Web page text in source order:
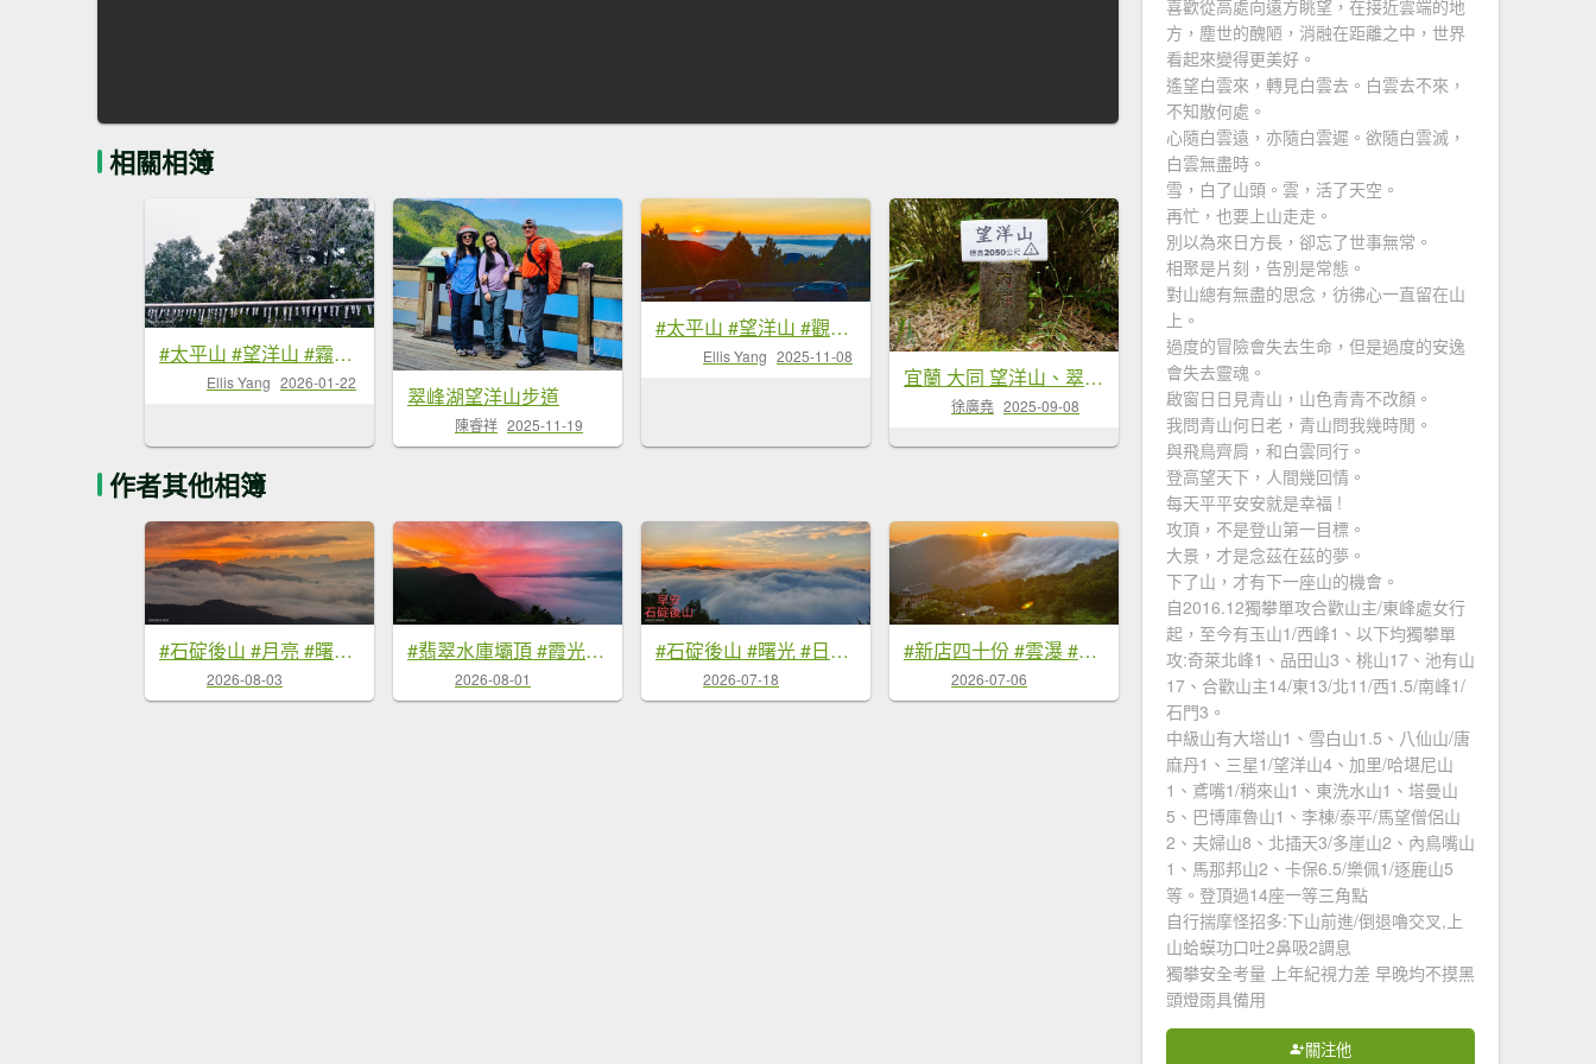
相關相簿
#太平山 #望洋山 #霧淞 1/22
Ellis Yang 2026-01-22
翠峰湖望洋山步道
陳睿祥 2025-11-19
#太平山 #望洋山 #觀雲步道 #日出 #雲海 11/8
Ellis Yang 2025-11-08
宜蘭 大同 望洋山、翠峰湖步道、山毛櫸步道
徐廣堯 2025-09-08
作者其他相簿
#石碇後山 #月亮 #曙光 #反燒 #日出 #雲海 8/3
2026-08-03
#翡翠水庫壩頂 #霞光 #火燒雲 #日出 #雲海 #山羌 8/1&5&6
2026-08-01
#石碇後山 #曙光 #日出 #雲海 7/18
2026-07-18
#新店四十份 #雲瀑 #翡翠水庫壩頂 #日出 #雲海 #觀音圈 7/6&7&19
2026-07-06
喜歡從高處向遠方眺望，在接近雲端的地
方，塵世的醜陋，消融在距離之中，世界
看起來變得更美好。
遙望白雲來，轉見白雲去。白雲去不來，
不知散何處。
心隨白雲遠，亦隨白雲遲。欲隨白雲滅，
白雲無盡時。
雪，白了山頭。雲，活了天空。
再忙，也要上山走走。
別以為來日方長，卻忘了世事無常。
相聚是片刻，告別是常態。
對山總有無盡的思念，彷彿心一直留在山
上。
過度的冒險會失去生命，但是過度的安逸
會失去靈魂。
啟窗日日見青山，山色青青不改顏。
我問青山何日老，青山問我幾時閒。
與飛鳥齊肩，和白雲同行。
登高望天下，人間幾回情。
每天平平安安就是幸福 !
攻頂，不是登山第一目標。
大景，才是念茲在茲的夢。
下了山，才有下一座山的機會。
自2016.12獨攀單攻合歡山主/東峰處女行
起，至今有玉山1/西峰1、以下均獨攀單
攻:奇萊北峰1、品田山3、桃山17、池有山
17、合歡山主14/東13/北11/西1.5/南峰1/
石門3。
中級山有大塔山1、雪白山1.5、八仙山/唐
麻丹1、三星1/望洋山4、加里/哈堪尼山
1、鳶嘴1/稍來山1、東洗水山1、塔曼山
5、巴博庫魯山1、李棟/泰平/馬望僧侶山
2、夫婦山8、北插天3/多崖山2、內鳥嘴山
1、馬那邦山2、卡保6.5/樂佩1/逐鹿山5
等。登頂過14座一等三角點
自行揣摩怪招多:下山前進/倒退嚕交叉,上
山蛤蟆功口吐2鼻吸2調息
獨攀安全考量 上年紀視力差 早晚均不摸黑
頭燈雨具備用
關注他